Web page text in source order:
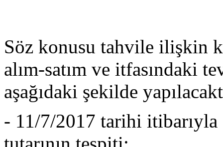
Söz konusu tahvile ilişkin
alım-satım ve itfasındaki
aşağıdaki şekilde
- 11/7/2017 tarihi